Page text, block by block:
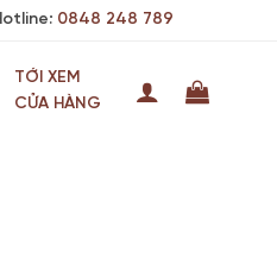
0848 248 789
TỚI XEM
CỬA HÀNG